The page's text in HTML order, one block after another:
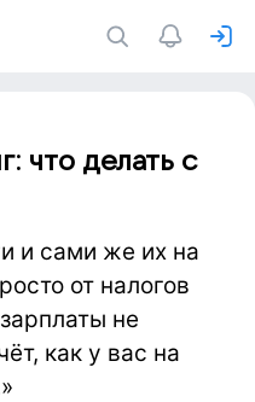
что делать с
и сами же их на
от налогов
не
как у вас на